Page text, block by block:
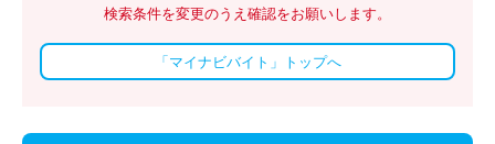
検索条件を変更のうえ確認をお願いします。
「マイナビバイト」トップへ